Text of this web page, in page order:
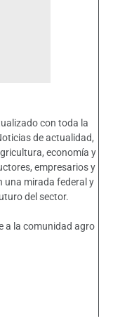
con toda la
de actualidad,
economía y
empresarios y
una mirada federal y
del sector.
a la comunidad agro